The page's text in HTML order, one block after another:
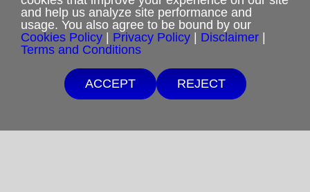
Shipping & Refund Policy
Disclaimer
Sitemap
Free Shipping with $15 minimum order.
and help us analyze site performance and
usage. You also agree to be bound by our
Cookies Policy | Privacy Policy | Disclaimer |
Terms and Conditions
ACCEPT REJECT